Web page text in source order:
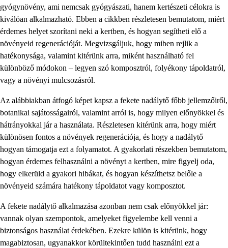
gyógynövény, ami nemcsak gyógyászati, hanem kertészeti célokra is
kiválóan alkalmazható. Ebben a cikkben részletesen bemutatom, miért
érdemes helyet szorítani neki a kertben, és hogyan segítheti elő a
növényeid regenerációját. Megvizsgáljuk, hogy miben rejlik a
hatékonysága, valamint kitérünk arra, miként használható fel
különböző módokon – legyen szó komposztról, folyékony tápoldatról,
vagy a növényi mulcsozásról.
Az alábbiakban átfogó képet kapsz a fekete nadálytő főbb jellemzőiről,
botanikai sajátosságairól, valamint arról is, hogy milyen előnyökkel és
hátrányokkal jár a használata. Részletesen kitérünk arra, hogy miért
különösen fontos a növények regenerációja, és hogy a nadálytő
hogyan támogatja ezt a folyamatot. A gyakorlati részekben bemutatom,
hogyan érdemes felhasználni a növényt a kertben, mire figyelj oda,
hogy elkerüld a gyakori hibákat, és hogyan készíthetsz belőle a
növényeid számára hatékony tápoldatot vagy komposztot.
A fekete nadálytő alkalmazása azonban nem csak előnyökkel jár:
vannak olyan szempontok, amelyeket figyelembe kell venni a
biztonságos használat érdekében. Ezekre külön is kitérünk, hogy
magabiztosan, ugyanakkor körültekintően tudd használni ezt a